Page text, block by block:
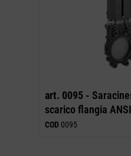
art. 0095 -
scarico flangia
COD 0095